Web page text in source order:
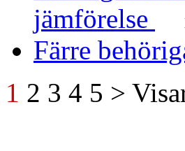
jämförelse
Färre
1 2 3 4 5 >